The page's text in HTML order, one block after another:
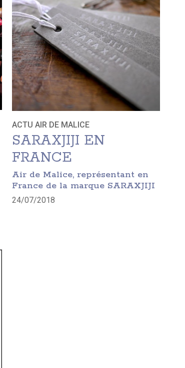
ACTU AIR DE MALICE
SARAXJIJI EN
FRANCE
Air de Malice, représentant en
France de la marque SARAXJIJI
24/07/2018